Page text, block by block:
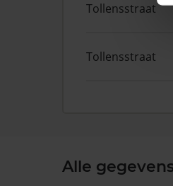
Tollensstraat
Tollensstraat
Alle